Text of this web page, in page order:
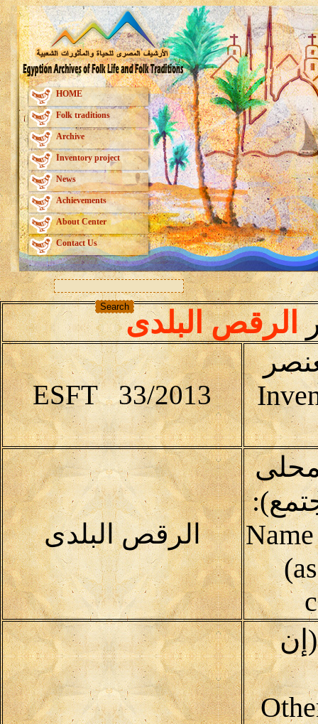
HOME
Folk traditions
Archive
Inventory project
News
Achievements
About Center
Contact Us
الرقص البلدى
ESFT 33/2013
الرقص البلدى